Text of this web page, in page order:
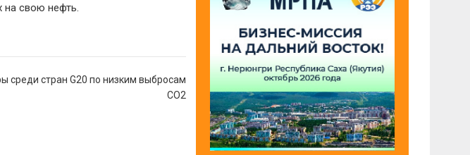
на свою нефть.
среди стран G20 по низким выбросам
СО2